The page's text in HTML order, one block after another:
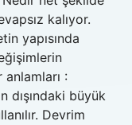
kalıyor.
yapısında
:
dışındaki büyük
Devrim